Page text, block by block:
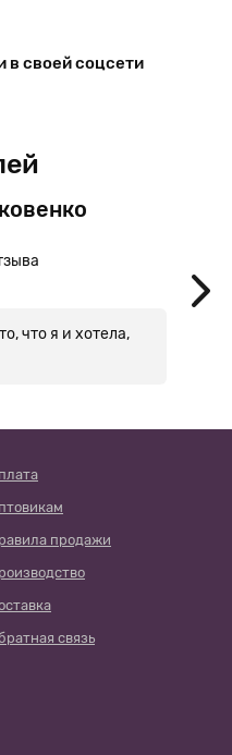
в своей соцсети
что я и хотела,
продажи
связь